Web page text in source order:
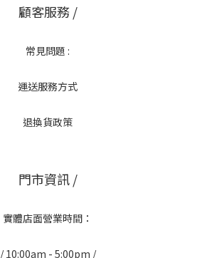
顧客服務 /
常見問題 :
運送服務方式
退換貨政策
門市資訊 /
實體店面營業時間：
/ 10:00am - 5:00pm /